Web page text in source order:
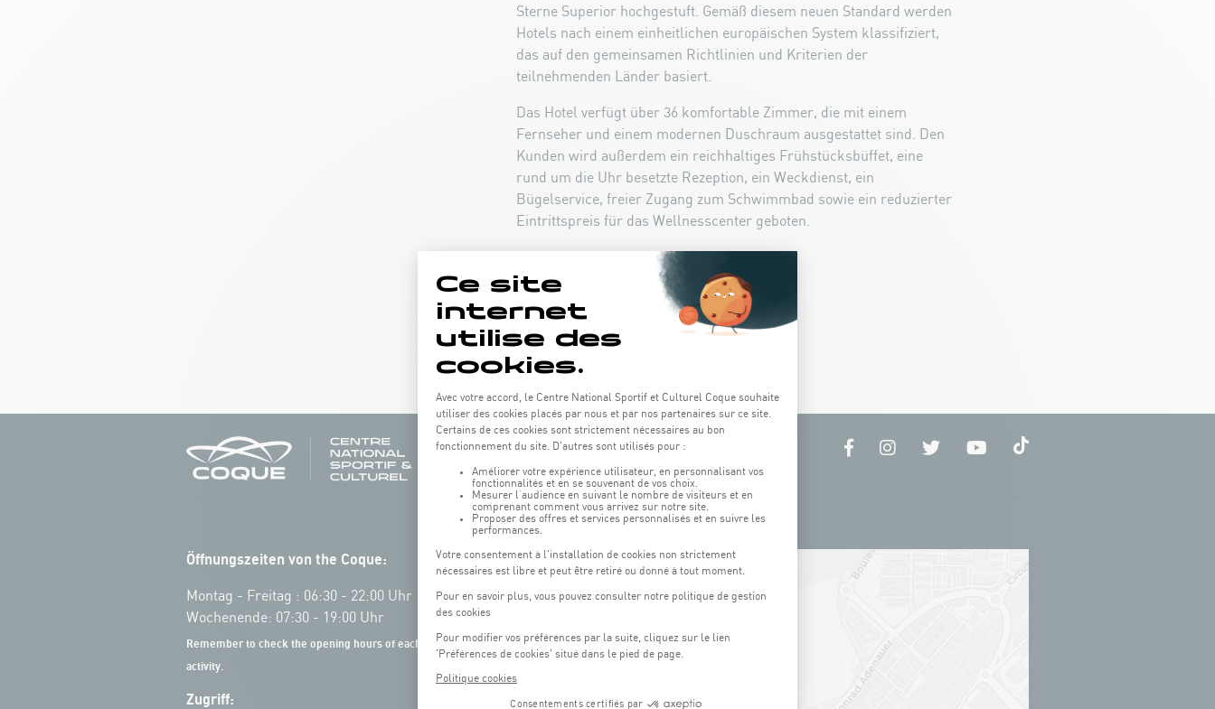
Sterne Superior hochgestuft. Gemäß diesem neuen Standard werden
Hotels nach einem einheitlichen europäischen System klassifiziert,
das auf den gemeinsamen Richtlinien und Kriterien der
teilnehmenden Länder basiert.
Das Hotel verfügt über 36 komfortable Zimmer, die mit einem
Fernseher und einem modernen Duschraum ausgestattet sind. Den
Kunden wird außerdem ein reichhaltiges Frühstücksbüffet, eine
rund um die Uhr besetzte Rezeption, ein Weckdienst, ein
Bügelservice, freier Zugang zum Schwimmbad sowie ein reduzierter
Eintrittspreis für das Wellnesscenter geboten.
Öffnungszeiten von the Coque:
Montag - Freitag : 06:30 - 22:00 Uhr
Wochenende: 07:30 - 19:00 Uhr
Remember to check the opening hours of each
activity.
Zugriff:
+
−